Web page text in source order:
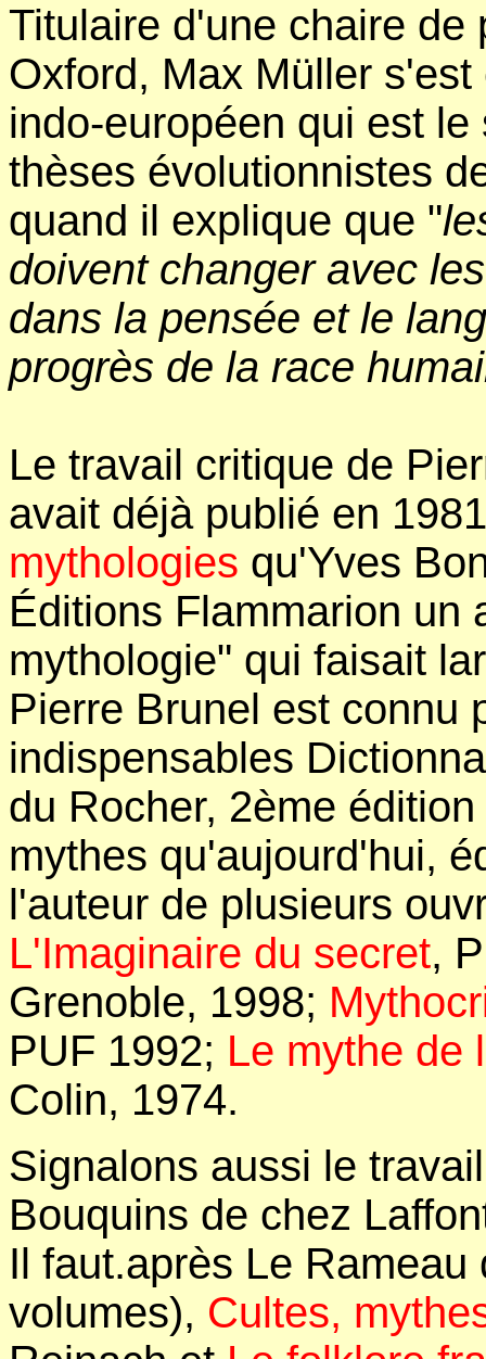
Titulaire d'une chaire de
Oxford, Max Müller
indo-européen qui est
thèses évolutionnistes
quand il explique que "
doivent changer avec
dans la pensée et le
progrès de la race
Le travail critique de
avait déjà publié en
mythologies qu'Yves
Éditions Flammarion un
mythologie" qui faisait
Pierre Brunel est connu
indispensables
du Rocher, 2ème
mythes qu'aujourd'hui,
l'auteur de plusieurs
L'Imaginaire du secret,
Grenoble, 1998;
PUF 1992; Le mythe de
Colin, 1974.
Signalons aussi le
Bouquins de chez
Il faut.après Le
volumes), Cultes,